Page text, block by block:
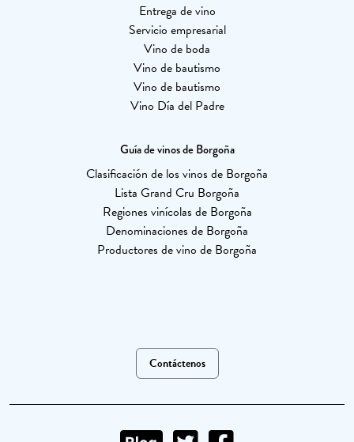
Entrega de vino
Servicio empresarial
Vino de boda
Vino de bautismo
Vino de bautismo
Vino Día del Padre
Guía de vinos de Borgoña
Clasificación de los vinos de Borgoña
Lista Grand Cru Borgoña
Regiones vinícolas de Borgoña
Denominaciones de Borgoña
Productores de vino de Borgoña
Contáctenos